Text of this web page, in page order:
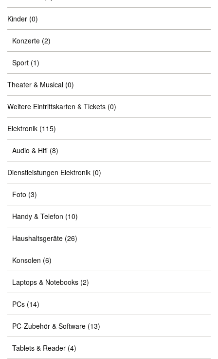
Kinder (0)
Konzerte (2)
Sport (1)
Theater & Musical (0)
Weitere Eintrittskarten & Tickets (0)
Elektronik (115)
Audio & Hifi (8)
Dienstleistungen Elektronik (0)
Foto (3)
Handy & Telefon (10)
Haushaltsgeräte (26)
Konsolen (6)
Laptops & Notebooks (2)
PCs (14)
PC-Zubehör & Software (13)
Tablets & Reader (4)